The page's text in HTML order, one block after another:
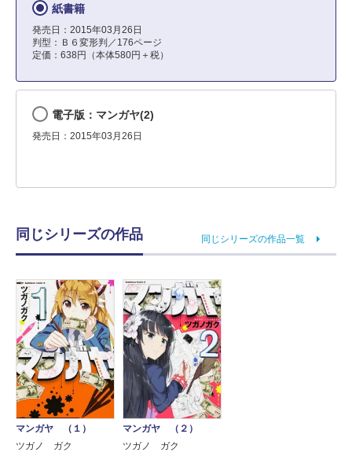
紙書籍
発売日：2015年03月26日
判型：Ｂ６変形判／176ページ
定価：638円（本体580円＋税）
電子版：マンガヤ(2)
発売日：2015年03月26日
同じシリーズの作品 同じシリーズの作品一覧
マンガヤ （１）
ツガノ ガク
マンガヤ （２）
ツガノ ガク